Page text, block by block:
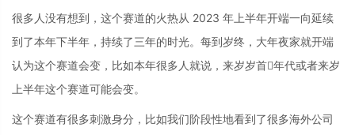
很多人没有想到，这个赛道的火热从 2023 年上半年开端一向延续
到了本年下半年，持续了三年的时光。每到岁终，大年夜家就开端
认为这个赛道会变，比如本年很多人就说，来岁岁首年代或者来岁
上半年这个赛道可能会变。
这个赛道有很多刺激身分，比如我们阶段性地看到了很多海外公司